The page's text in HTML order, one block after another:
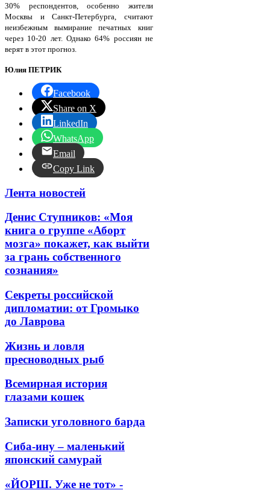
30% респондентов, особенно жители
Москвы и Санкт-Петербурга, считают
неизбежным вымирание печатных книг
через 10-20 лет. Однако 64% россиян не
верят в этот прогноз.
Юлия ПЕТРИК
Facebook
Share on X
LinkedIn
WhatsApp
Email
Copy Link
Лента новостей
Денис Ступников: «Моя
книга о группе «Аборт
мозга» покажет, как выйти
за грань собственного
сознания»
Секреты российской
дипломатии: от Громыко
до Лаврова
Жизнь и ловля
пресноводных рыб
Всемирная история
глазами кошек
Записки уголовного барда
Сиба-ину – маленький
японский самурай
«ЙОРШ. Уже не тот» -